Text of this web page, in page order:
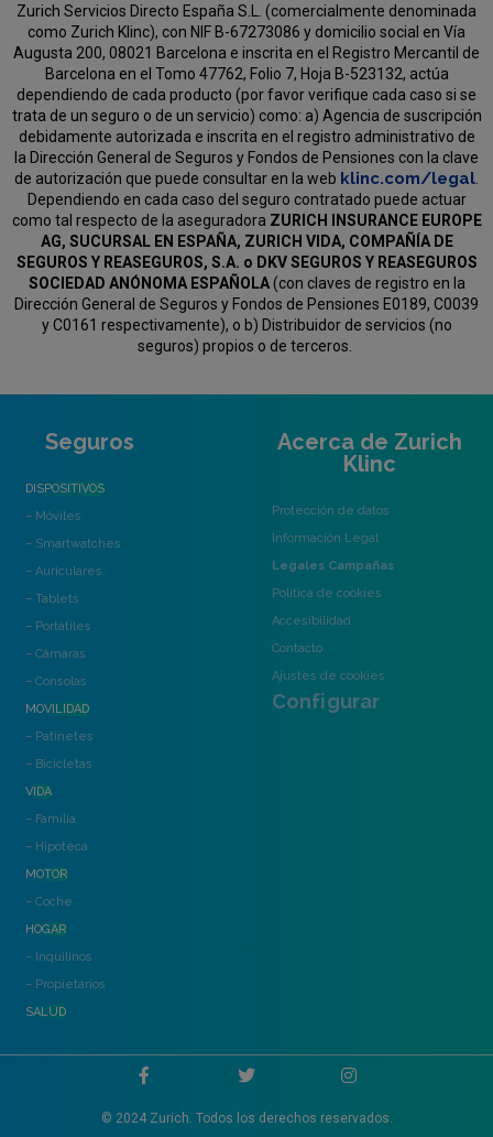
Zurich Servicios Directo España S.L. (comercialmente denominada
como Zurich Klinc), con NIF B-67273086 y domicilio social en Vía
Augusta 200, 08021 Barcelona e inscrita en el Registro Mercantil de
Barcelona en el Tomo 47762, Folio 7, Hoja B-523132, actúa
dependiendo de cada producto (por favor verifique cada caso si se
trata de un seguro o de un servicio) como: a) Agencia de suscripción
debidamente autorizada e inscrita en el registro administrativo de
la Dirección General de Seguros y Fondos de Pensiones con la clave
de autorización que puede consultar en la web klinc.com/legal
Dependiendo en cada caso del seguro contratado puede actuar
como tal respecto de la aseguradora ZURICH INSURANCE EUROPE
AG, SUCURSAL EN ESPAÑA, ZURICH VIDA, COMPAÑÍA DE
SEGUROS Y REASEGUROS, S.A. o DKV SEGUROS Y REASEGUROS
SOCIEDAD ANÓNOMA ESPAÑOLA(con claves de registro en la
Dirección General de Seguros y Fondos de Pensiones E0189, C0039
y C0161 respectivamente), o b) Distribuidor de servicios (no
seguros) propios o de terceros.
Seguros
DISPOSITIVOS
– Móviles
– Smartwatches
– Auriculares
– Tablets
– Portátiles
– Cámaras
– Consolas
MOVILIDAD
– Patinetes
– Bicicletas
VIDA
– Familia
– Hipoteca
MOTOR
– Coche
HOGAR
– Inquilinos
– Propietarios
SALUD
Acerca de Zurich
Klinc
Protección de datos
Información Legal
Legales Campañas
Política de cookies
Accesibilidad
Contacto
Ajustes de cookies
Configurar
© 2024 Zurich. Todos los derechos reservados.